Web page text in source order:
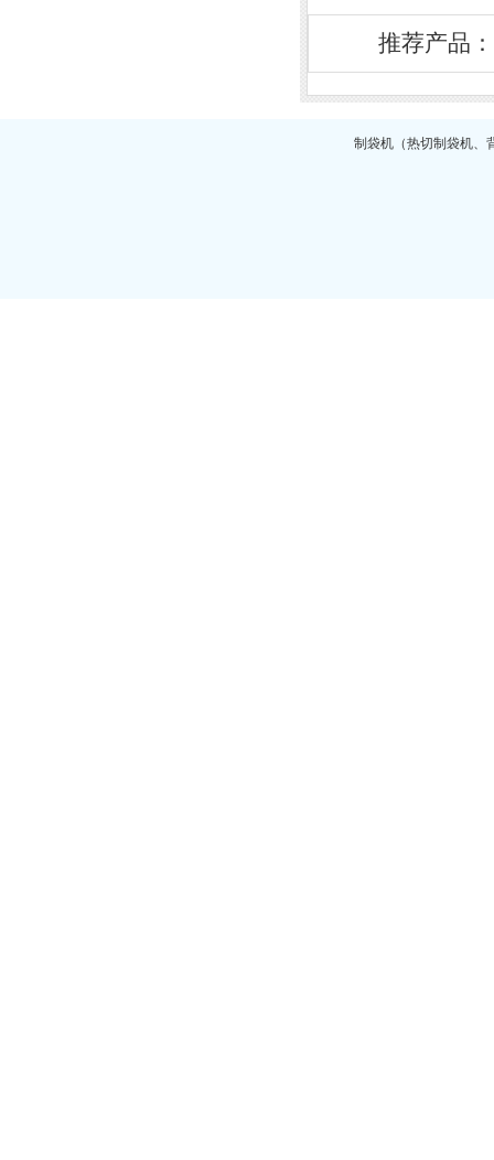
推荐产品：
制袋机 （热切制袋机、